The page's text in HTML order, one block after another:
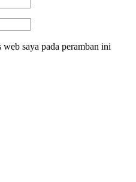
saya pada peramban ini